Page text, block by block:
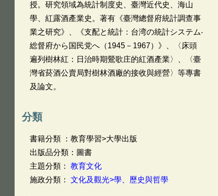
授。研究領域為統計制度史、臺灣近代史、海山
學、紅露酒產業史。著有《臺灣總督府統計調查事
業之研究》、《支配と統計：台湾の統計システム‧
総督府から国民党へ（1945－1967）》、〈床頭
遍列樹林紅：日治時期鶯歌庄的紅酒產業〉、〈臺
灣省菸酒公賣局對樹林酒廠的接收與經營〉等專書
及論文。
分類
書籍分類 ：教育學習>大學出版
出版品分類：圖書
主題分類： 教育文化
施政分類： 文化及觀光>學、歷史與哲學